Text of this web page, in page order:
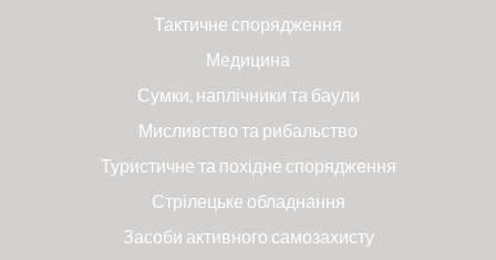
Тактичне спорядження
Медицина
Сумки, наплічники та баули
Мисливство та рибальство
Туристичне та похідне спорядження
Стрілецьке обладнання
Засоби активного самозахисту